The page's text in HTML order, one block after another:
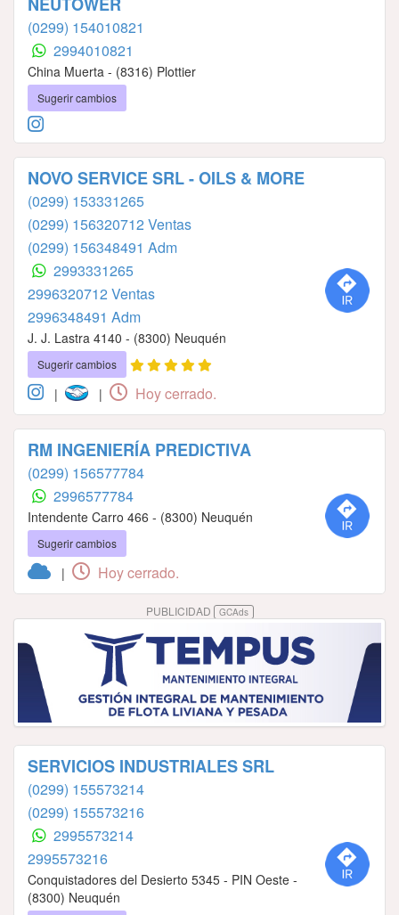
(0299) 154010821
2994010821
China Muerta - (8316) Plottier
Sugerir cambios
NOVO SERVICE SRL - OILS & MORE
(0299) 153331265
(0299) 156320712 Ventas
(0299) 156348491 Adm
2993331265
2996320712 Ventas
2996348491 Adm
J. J. Lastra 4140 - (8300) Neuquén
Sugerir cambios
| | Hoy cerrado.
RM INGENIERÍA PREDICTIVA
(0299) 156577784
2996577784
Intendente Carro 466 - (8300) Neuquén
Sugerir cambios
| Hoy cerrado.
PUBLICIDAD GCAds
SERVICIOS INDUSTRIALES SRL
(0299) 155573214
(0299) 155573216
2995573214
2995573216
Conquistadores del Desierto 5345 - PIN Oeste -
(8300) Neuquén